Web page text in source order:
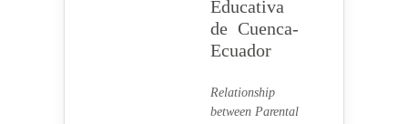
Educativa
de Cuenca-
Ecuador
Relationship
between Parental